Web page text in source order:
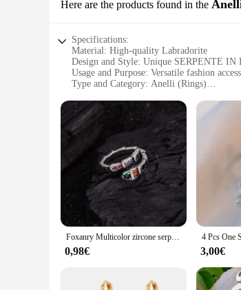
Here are the products found in the
Specifications:
Material: High-quality Labradorite
Design and Style: Unique SERPENTE
Usage and Purpose: Versatile fashion
Type and Category: Anelli (Rings)
Shape or Size or Weight or Quantity:
Features:
**Elegant Craftsmanship and Unique
Each SERPENTE IN LABRADORITE
colors and unique patterns. The
wearable art that can elevate any outfit,
**Versatile Fashion Accessory**
The SERPENTE IN LABRADORITE
and sophistication to your ensemble.
sizes, catering to different finger sizes,
**Ideal for Wholesale and Vendor Needs**
These rings are not just for personal use;
Foxanry Multicolor zircone serpente anello con polsino geometrico per le donne coppie Vintage Trendy personalità creativa regali di gioielli di compleanno
0,98€ 3,00€